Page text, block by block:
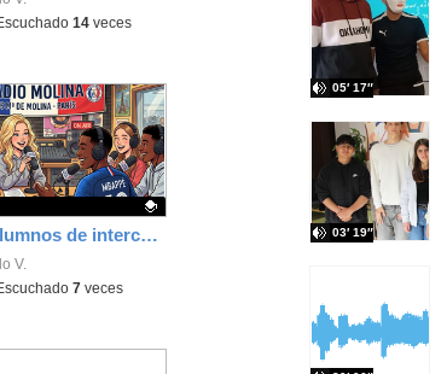
14veces
Entrevista alumnos de intercambio de París
V.
7veces
05′ 17″
03′ 19″